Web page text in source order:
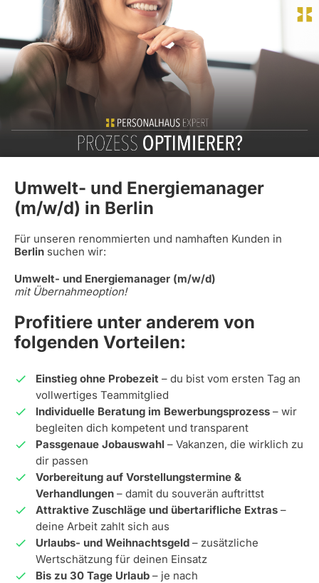
Umwelt- und Energiemanager
(m/w/d) in Berlin
Für unseren renommierten und namhaften Kunden in
Berlin suchen wir:
Umwelt- und Energiemanager (m/w/d)
mit Übernahmeoption!
Profitiere unter anderem von
folgenden Vorteilen:
Einstieg ohne Probezeit – du bist vom ersten Tag an
vollwertiges Teammitglied
Individuelle Beratung im Bewerbungsprozess – wir
begleiten dich kompetent und transparent
Passgenaue Jobauswahl – Vakanzen, die wirklich zu
dir passen
Vorbereitung auf Vorstellungstermine &
Verhandlungen – damit du souverän auftrittst
Attraktive Zuschläge und übertarifliche Extras –
deine Arbeit zahlt sich aus
Urlaubs- und Weihnachtsgeld – zusätzliche
Wertschätzung für deinen Einsatz
Bis zu 30 Tage Urlaub – je nach